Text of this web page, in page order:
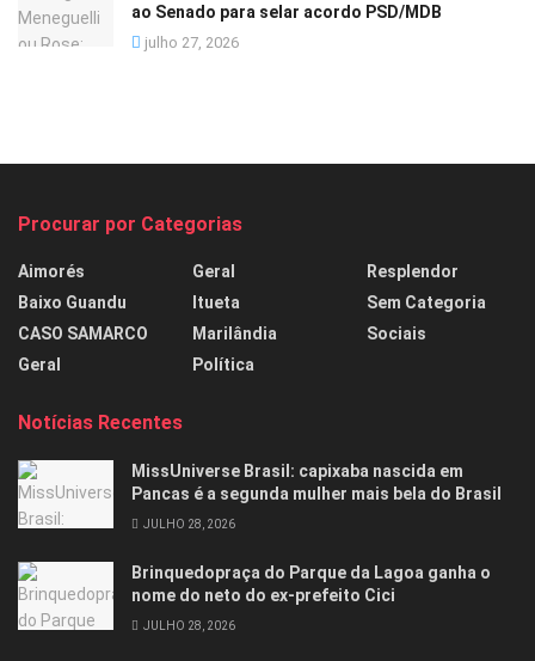
ao Senado para selar acordo PSD/MDB
julho 27, 2026
Procurar por Categorias
Aimorés
Baixo Guandu
CASO SAMARCO
Geral
Geral
Itueta
Marilândia
Política
Resplendor
Sem Categoria
Sociais
Notícias Recentes
MissUniverse Brasil: capixaba nascida em
Pancas é a segunda mulher mais bela do Brasil
JULHO 28, 2026
Brinquedopraça do Parque da Lagoa ganha o
nome do neto do ex-prefeito Cici
JULHO 28, 2026